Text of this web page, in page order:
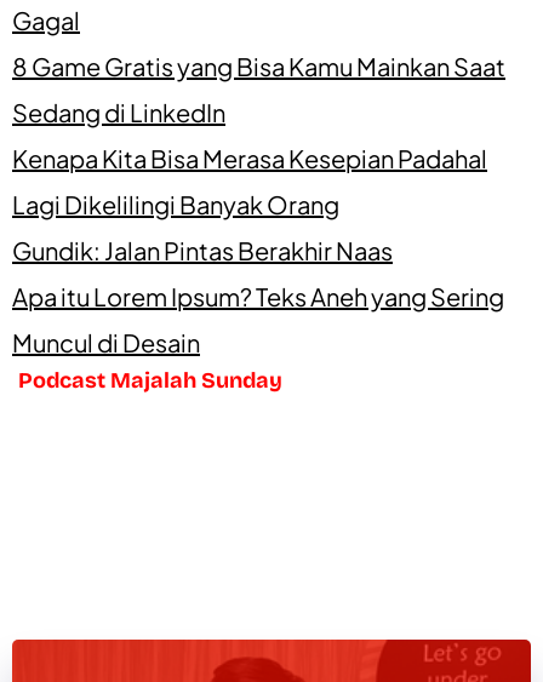
Gagal
8 Game Gratis yang Bisa Kamu Mainkan Saat
Sedang di LinkedIn
Kenapa Kita Bisa Merasa Kesepian Padahal
Lagi Dikelilingi Banyak Orang
Gundik: Jalan Pintas Berakhir Naas
Apa itu Lorem Ipsum? Teks Aneh yang Sering
Muncul di Desain
Podcast Majalah Sunday